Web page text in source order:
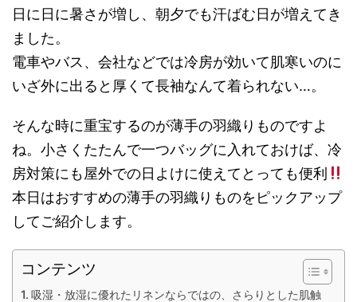
日に日に暑さが増し、朝夕でも汗ばむ日が増えてき
ました。
電車やバス、会社などでは冷房が効いて肌寒いのに
いざ外に出ると厚くて長袖なんて着られない…。
そんな時に重宝するのが薄手の羽織りものですよ
ね。小さくたたんで一つバッグに入れておけば、冷
房対策にも屋外での日よけに使えてとっても便利
本日はおすすめの薄手の羽織りものをピックアップ
してご紹介します。
コンテンツ
吸湿・放湿に優れたリネンならではの、さらりとした肌触